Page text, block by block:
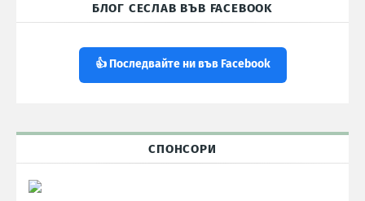
БЛОГ СЕСЛАВ ВЪВ FACEBOOK
👍 Последвайте ни във Facebook
СПОНСОРИ